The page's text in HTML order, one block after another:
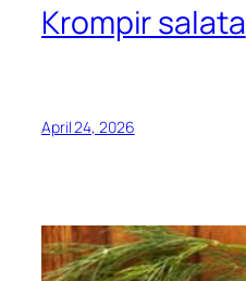
Krompir salata
April 24, 2026